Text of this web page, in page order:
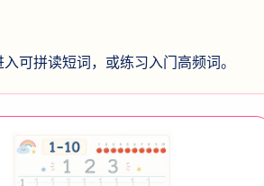
可拼读短词，或练习入门高频词。